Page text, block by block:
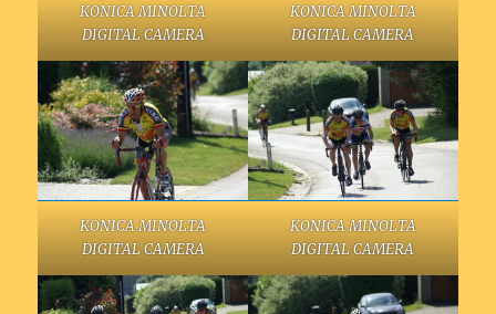
KONICA MINOLTA
DIGITAL CAMERA
KONICA MINOLTA
DIGITAL CAMERA
KONICA MINOLTA
DIGITAL CAMERA
KONICA MINOLTA
DIGITAL CAMERA